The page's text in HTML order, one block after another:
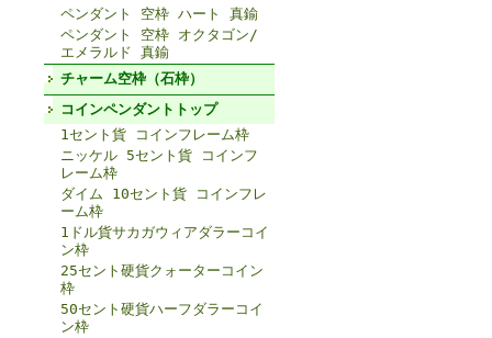
ペンダント 空枠 ハート 真鍮
ペンダント 空枠 オクタゴン/
エメラルド 真鍮
チャーム空枠（石枠）
コインペンダントトップ
1セント貨 コインフレーム枠
ニッケル 5セント貨 コインフ
レーム枠
ダイム 10セント貨 コインフレ
ーム枠
1ドル貨サカガウィアダラーコイ
ン枠
25セント硬貨クォーターコイン
枠
50セント硬貨ハーフダラーコイ
ン枠